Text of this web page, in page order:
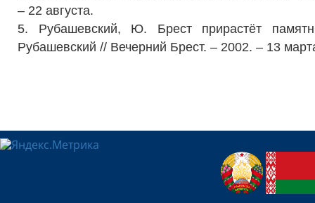
– 22 августа.
5. Рубашевский, Ю. Брест прирастёт
Рубашевский // Вечерний Брест. – 2002. – 13